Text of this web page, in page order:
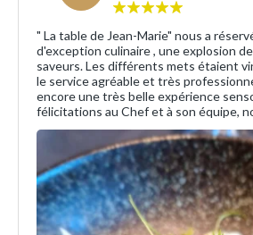
" La table de Jean-Marie" nous a réservé un
d'exception culinaire , une explosion de couleurs et de
saveurs. Les différents mets étaient vins étaient
le service agréable et très professionnel.
encore une très belle expérience sensorielle. Toutes nos
félicitations au Chef et à